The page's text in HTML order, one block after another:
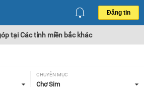
Đăng tin
tại Các tỉnh miền bắc khác
CHUYÊN MỤC
Chợ Sim